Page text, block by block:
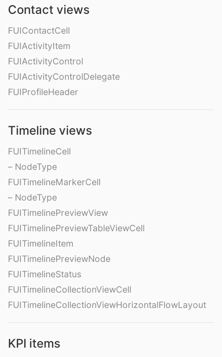
Contact views
FUIContactCell
FUIActivityItem
FUIActivityControl
FUIActivityControlDelegate
FUIProfileHeader
Timeline views
FUITimelineCell
– NodeType
FUITimelineMarkerCell
– NodeType
FUITimelinePreviewView
FUITimelinePreviewTableViewCell
FUITimelineItem
FUITimelinePreviewNode
FUITimelineStatus
FUITimelineCollectionViewCell
FUITimelineCollectionViewHorizontalFlowLayout
KPI items